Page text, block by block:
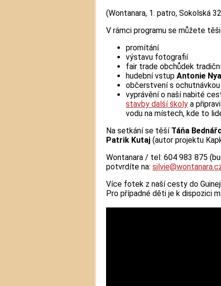
(Wontanara, 1. patro, Sokolská
V rámci programu se můžete
promítání
výstavu fotografií
fair trade obchůdek
hudební vstup Antonie
občerstvení s ochutnávkou
vyprávění o naší nabité
stavby další školy a
vodu na místech, kde to
Na setkání se těší Táňa
Patrik Kutaj (autor projektu
Wontanara / tel: 604 983 875
potvrdíte na:
Více fotek z naší cesty do
Pro případné děti je k dispozici